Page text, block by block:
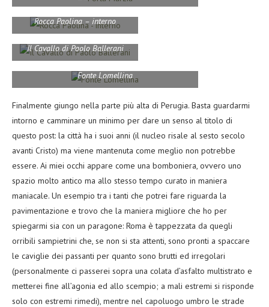
Rocca Paolina – interno
Il Cavallo di Paolo Ballerani
Fonte Lomellina
Finalmente giungo nella parte più alta di Perugia. Basta guardarmi
intorno e camminare un minimo per dare un senso al titolo di
questo post: la città ha i suoi anni (il nucleo risale al sesto secolo
avanti Cristo) ma viene mantenuta come meglio non potrebbe
essere. Ai miei occhi appare come una bomboniera, ovvero uno
spazio molto antico ma allo stesso tempo curato in maniera
maniacale. Un esempio tra i tanti che potrei fare riguarda la
pavimentazione e trovo che la maniera migliore che ho per
spiegarmi sia con un paragone: Roma è tappezzata da quegli
orribili sampietrini che, se non si sta attenti, sono pronti a spaccare
le caviglie dei passanti per quanto sono brutti ed irregolari
(personalmente ci passerei sopra una colata d’asfalto multistrato e
metterei fine all’agonia ed allo scempio; a mali estremi si risponde
solo con estremi rimedi), mentre nel capoluogo umbro le strade